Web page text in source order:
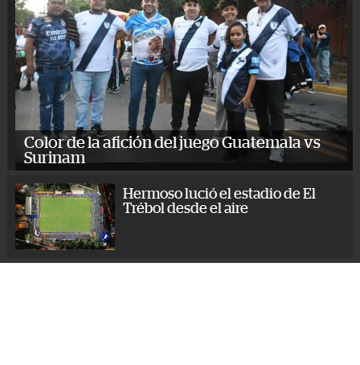
Color de la afición del juego Guatemala vs
Surinam
Hermoso lució el estadio de El
Trébol desde el aire